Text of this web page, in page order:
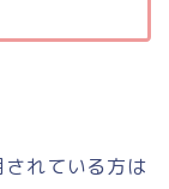
れている方は